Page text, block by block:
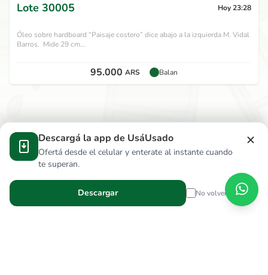
Lote 30005 Hoy 23:28
Óleo sobre hardboard “Paisaje costero” dice abajo a la izquierda M. Vidal
Barros. Mide 29 cm...
95.000 ARS Balan
Descargá la app de UsáUsado
Ofertá desde el celular y enterate al instante cuando
te superan.
Descargar No volver a mostrar